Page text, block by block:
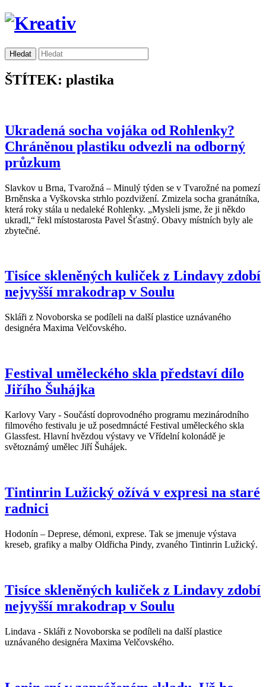
ŠTÍTEK: plastika
Ukradená socha vojáka od Rohlenky?
Chráněnou plastiku odvezli na odborný
průzkum
Slavkov u Brna, Tvarožná – Minulý týden se v Tvarožné na pomezí
Brněnska a Vyškovska strhlo pozdvižení. Zmizela socha granátníka,
která roky stála u nedaleké Rohlenky. „Mysleli jsme, že ji někdo
ukradl,“ řekl místostarosta Pavel Šťastný. Obavy místních byly ale
zbytečné.
Tisíce skleněných kuliček z Lindavy zdobí
nejvyšší mrakodrap v Soulu
Skláři z Novoborska se podíleli na další plastice uznávaného
designéra Maxima Velčovského.
Festival uměleckého skla představí dílo
Jiřího Šuhájka
Karlovy Vary - Součástí doprovodného programu mezinárodního
filmového festivalu je už posedmnácté Festival uměleckého skla
Glassfest. Hlavní hvězdou výstavy ve Vřídelní kolonádě je
světoznámý umělec Jiří Šuhájek.
Tintinrin Lužický ožívá v expresi na staré
radnici
Hodonín – Deprese, démoni, exprese. Tak se jmenuje výstava
kreseb, grafiky a malby Oldřicha Pindy, zvaného Tintinrin Lužický.
Tisíce skleněných kuliček z Lindavy zdobí
nejvyšší mrakodrap v Soulu
Lindava - Skláři z Novoborska se podíleli na další plastice
uznávaného designéra Maxima Velčovského.